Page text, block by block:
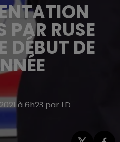
PAR RUSE
DÉBUT DE
à 6h23 par I.D.